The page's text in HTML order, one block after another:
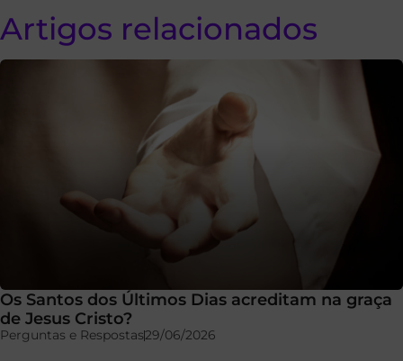
Artigos relacionados
Os Santos dos Últimos Dias acreditam na graça
de Jesus Cristo?
Perguntas e Respostas29/06/2026